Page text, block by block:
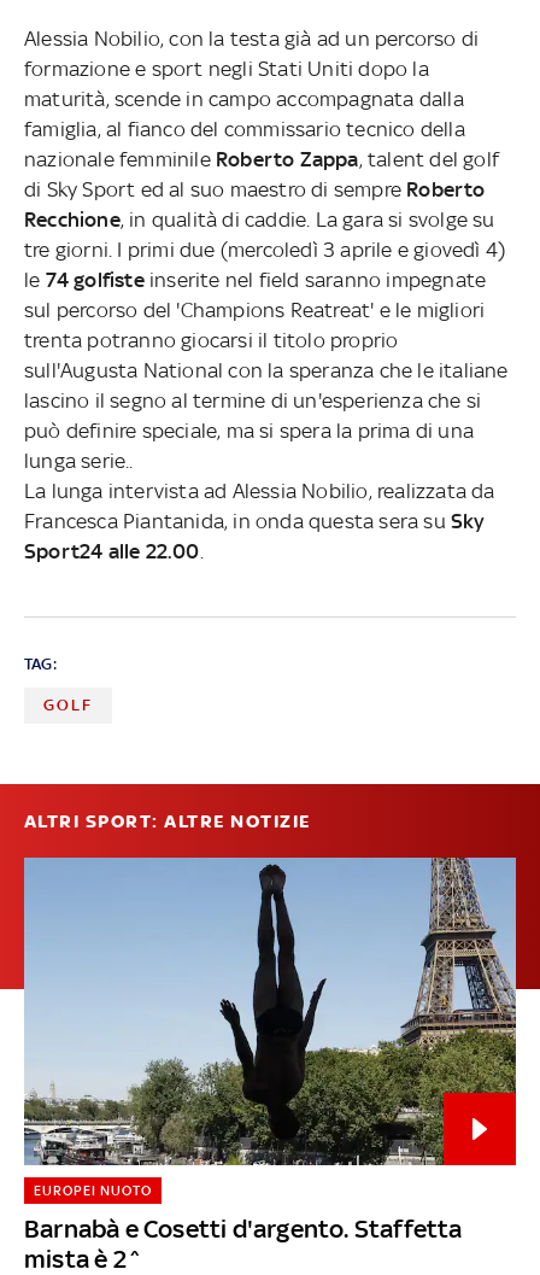
Alessia Nobilio, con la testa già ad un percorso di
formazione e sport negli Stati Uniti dopo la
maturità, scende in campo accompagnata dalla
famiglia, al fianco del commissario tecnico della
nazionale femminile Roberto Zappa, talent del golf
di Sky Sport ed al suo maestro di sempre Roberto
Recchione, in qualità di caddie. La gara si svolge su
tre giorni. I primi due (mercoledì 3 aprile e giovedì 4)
le 74 golfisteinserite nel field saranno impegnate
sul percorso del 'Champions Reatreat' e le migliori
trenta potranno giocarsi il titolo proprio
sull'Augusta National con la speranza che le italiane
lascino il segno al termine di un'esperienza che si
può definire speciale, ma si spera la prima di una
lunga serie..
La lunga intervista ad Alessia Nobilio, realizzata da
Francesca Piantanida, in onda questa sera su Sky
Sport24 alle 22.00
TAG:
GOLF
ALTRI SPORT: ALTRE NOTIZIE
Barnabà e Cosetti d'argento. Staffetta
mista è 2^
EUROPEI NUOTO